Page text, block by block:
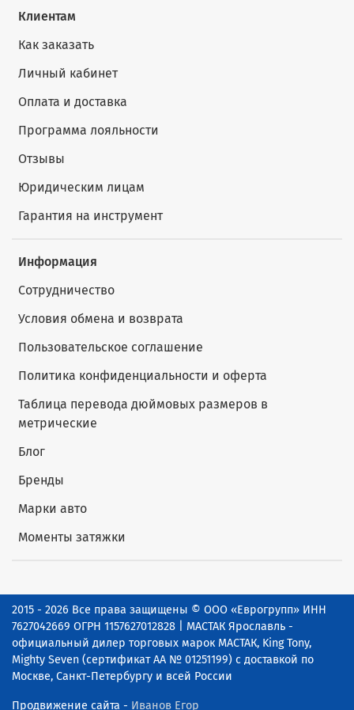
Клиентам
Как заказать
Личный кабинет
Оплата и доставка
Программа лояльности
Отзывы
Юридическим лицам
Гарантия на инструмент
Информация
Сотрудничество
Условия обмена и возврата
Пользовательское соглашение
Политика конфиденциальности и оферта
Таблица перевода дюймовых размеров в
метрические
Блог
Бренды
Марки авто
Моменты затяжки
2015 - 2026 Все права защищены © ООО «Еврогрупп» ИНН
7627042669 ОГРН 1157627012828 | МАСТАК Ярославль -
официальный дилер торговых марок МАСТАК, King Tony,
Mighty Seven (сертификат АА № 01251199) с доставкой по
Москве, Санкт-Петербургу и всей России
Продвижение сайта - Иванов Егор